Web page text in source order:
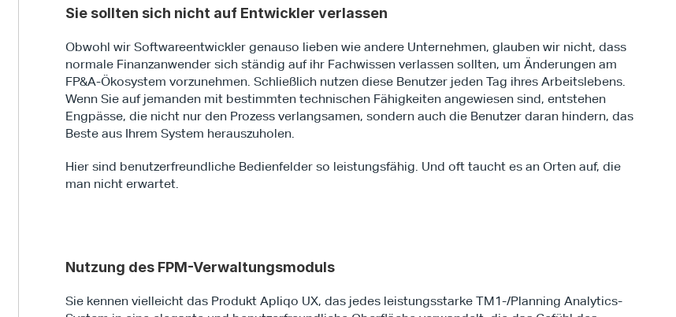
Sie sollten sich nicht auf Entwickler verlassen
Obwohl wir Softwareentwickler genauso lieben wie andere Unternehmen, glauben wir nicht, dass
normale Finanzanwender sich ständig auf ihr Fachwissen verlassen sollten, um Änderungen am
FP&A-Ökosystem vorzunehmen. Schließlich nutzen diese Benutzer jeden Tag ihres Arbeitslebens.
Wenn Sie auf jemanden mit bestimmten technischen Fähigkeiten angewiesen sind, entstehen
Engpässe, die nicht nur den Prozess verlangsamen, sondern auch die Benutzer daran hindern, das
Beste aus Ihrem System herauszuholen.
Hier sind benutzerfreundliche Bedienfelder so leistungsfähig. Und oft taucht es an Orten auf, die
man nicht erwartet.
Nutzung des FPM-Verwaltungsmoduls
Sie kennen vielleicht das Produkt Apliqo UX, das jedes leistungsstarke TM1-/Planning Analytics-